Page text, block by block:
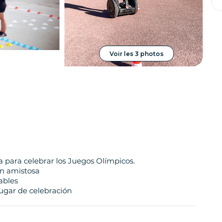
Voir les 3 photos
celebrar los Juegos Olímpicos.
amistosa
de celebración